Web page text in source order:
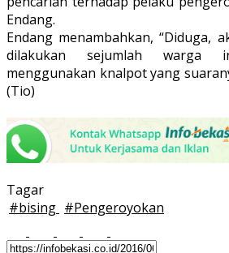
Endang.
Endang menambahkan, “Diduga,
dilakukan sejumlah warga
menggunakan knalpot yang
(Tio)
Tagar
#bising #Pengeroyokan